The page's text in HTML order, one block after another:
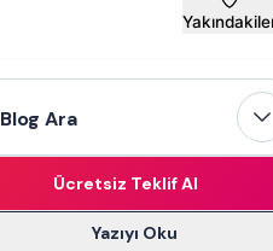
Blog Ara
Ücretsiz Teklif Al
Yazıyı Oku